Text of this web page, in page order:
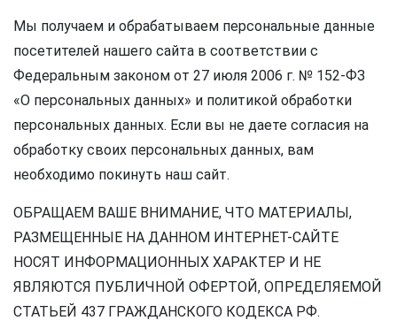
Мы получаем и обрабатываем персональные данные
посетителей нашего сайта в соответствии с
Федеральным законом от 27 июля 2006 г. № 152-ФЗ
«О персональных данных» и политикой обработки
персональных данных. Если вы не даете согласия на
обработку своих персональных данных, вам
необходимо покинуть наш сайт.
ОБРАЩАЕМ ВАШЕ ВНИМАНИЕ, ЧТО МАТЕРИАЛЫ,
РАЗМЕЩЕННЫЕ НА ДАННОМ ИНТЕРНЕТ-САЙТЕ
НОСЯТ ИНФОРМАЦИОННЫХ ХАРАКТЕР И НЕ
ЯВЛЯЮТСЯ ПУБЛИЧНОЙ ОФЕРТОЙ, ОПРЕДЕЛЯЕМОЙ
СТАТЬЕЙ 437 ГРАЖДАНСКОГО КОДЕКСА РФ.